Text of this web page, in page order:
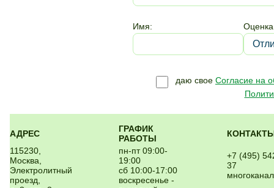
Имя:
даю свое Согласие на
АДРЕС
ГРАФИК
РАБОТЫ
115230,
Москва,
Электролитный
проезд,
пн-пт 09:00-
19:00
сб 10:00-17:00
воскресенье -
+7 (495)
37